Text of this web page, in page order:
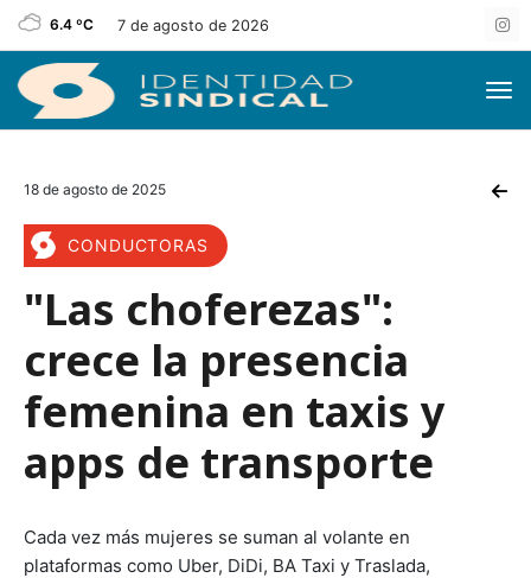
6.4 ºC 7 de agosto de 2026
18 de agosto de 2025
CONDUCTORAS
"Las choferezas":
crece la presencia
femenina en taxis y
apps de transporte
Cada vez más mujeres se suman al volante en
plataformas como Uber, DiDi, BA Taxi y Traslada,